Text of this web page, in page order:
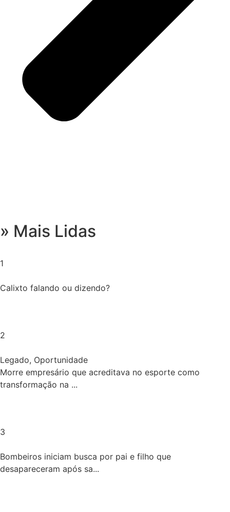
» Mais Lidas
1
Calixto falando ou dizendo?
2
Legado, Oportunidade
Morre empresário que acreditava no esporte como
transformação na ...
3
Bombeiros iniciam busca por pai e filho que
desapareceram após sa...